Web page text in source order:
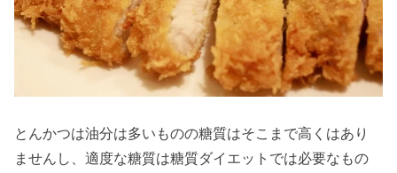
とんかつは油分は多いものの糖質はそこまで高くはあり
ませんし、適度な糖質は糖質ダイエットでは必要なもの